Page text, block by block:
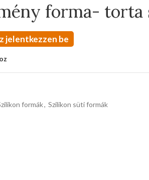
forma- torta
jelentkezzen be
formák, Szilikon süti formák